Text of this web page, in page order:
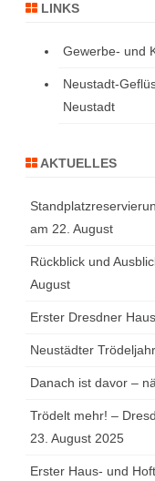
LINKS
Gewerbe- und
Neustadt-
Neustadt
AKTUELLES
am 22. August
Rückblick und
August
Erster Dresdner
Neustädter
Danach ist davor –
Trödelt mehr! –
23. August 2025
Erster Haus- und